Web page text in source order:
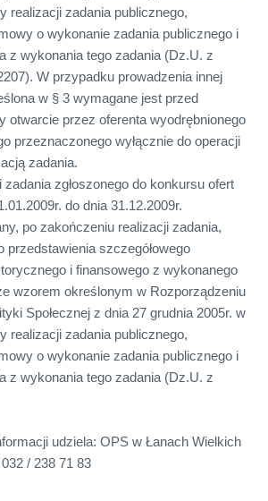
realizacji zadania publicznego,
o wykonanie zadania publicznego i
z wykonania tego zadania (Dz.U. z
W przypadku prowadzenia innej
w § 3 wymagane jest przed
otwarcie przez oferenta wyodrębnionego
przeznaczonego wyłącznie do operacji
zadania.
zadania zgłoszonego do konkursu ofert
do dnia 31.12.2009r.
po zakończeniu realizacji zadania,
przedstawienia szczegółowego
i finansowego z wykonanego
wzorem określonym w Rozporządzeniu
Społecznej z dnia 27 grudnia 2005r. w
realizacji zadania publicznego,
o wykonanie zadania publicznego i
z wykonania tego zadania (Dz.U. z
udziela: OPS w Łanach Wielkich
/ 238 71 83